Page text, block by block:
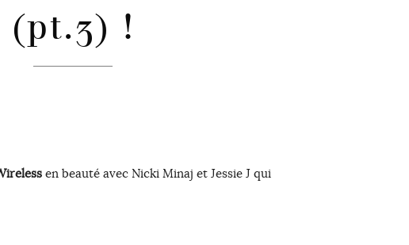
(pt.3) !
en beauté avec Nicki Minaj et Jessie J qui